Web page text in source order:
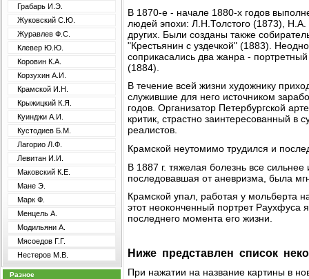
Грабарь И.Э.
Жуковский С.Ю.
Журавлев Ф.С.
Клевер Ю.Ю.
Коровин К.А.
Корзухин А.И.
Крамской И.Н.
Крыжицкий К.Я.
Куинджи А.И.
Кустодиев Б.М.
Лагорио Л.Ф.
Левитан И.И.
Маковский К.Е.
Мане Э.
Марк Ф.
Менцель А.
Модильяни А.
Мясоедов Г.Г.
Нестеров М.В.
Разное
В 1870-е - начале 1880-х годов
людей эпохи: Л.Н.Толстого (1873),
других. Были созданы также
"Крестьянин с уздечкой" (1883).
соприкасались два жанра -
(1884).
В течение всей жизни художнику
служившие для него источником
годов. Организатор Петербургской
критик, страстно заинтересованный в
реалистов.
Крамской неутомимо трудился и
В 1887 г. тяжелая болезнь все
последовавшая от аневризма, была
Крамской упал, работая у мольберта
этот неоконченный портрет Раухфуса
последнего момента его жизни.
Ниже представлен список
При нажатии на название картины в